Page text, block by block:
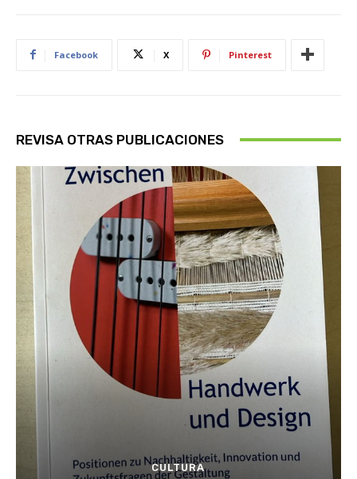
Facebook X Pinterest
REVISA OTRAS PUBLICACIONES
CULTURA